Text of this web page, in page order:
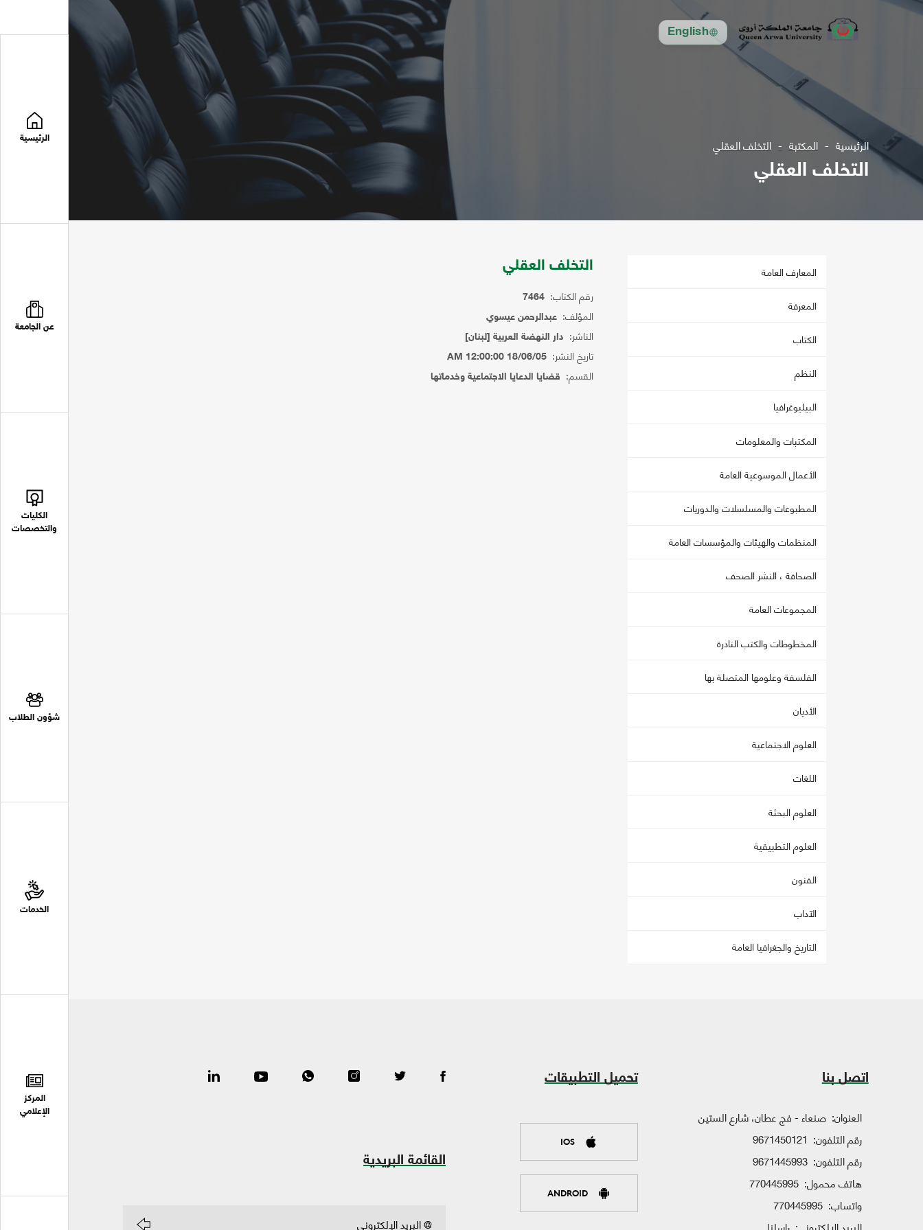
English
الرئيسية
عن الجامعة
الكليات
والتخصصات
شؤون الطلاب
الخدمات
المركز
الإعلامي
الرئيسية المكتبة التخلف العقلي
التخلف العقلي
المعارف العامة
المعرفة
الكتاب
النظم
البيليوغرافيا
المكتبات والمعلومات
الأعمال الموسوعية العامة
المطبوعات والمسلسلات والدوريات
المنظمات والهيئات والمؤسسات العامة
الصحافة ، النشر الصحف
المجموعات العامة
المخطوطات والكتب النادرة
الفلسفة وعلومها المتصلة بها
الأديان
العلوم الاجتماعية
اللغات
العلوم البحثة
العلوم التطبيقية
الفنون
الآداب
التاريخ والجغرافيا العامة
التخلف العقلي
رقم الكتاب: 7464
المؤلف: عبدالرحمن عيسوي
الناشر: دار النهضة العربية [لبنان]
تاريخ النشر: 18/06/05 12:00:00 AM
القسم: قضايا الدعايا الاجتماعية وخدماتها
اتصل بنا
العنوان: صنعاء - فج عطان، شارع الستين
رقم التلفون: 9671450121
رقم التلفون: 9671445993
هاتف محمول: 770445995
واتساب: 770445995
تحميل التطبيقات
IOS
ANDROID
القائمة البريدية